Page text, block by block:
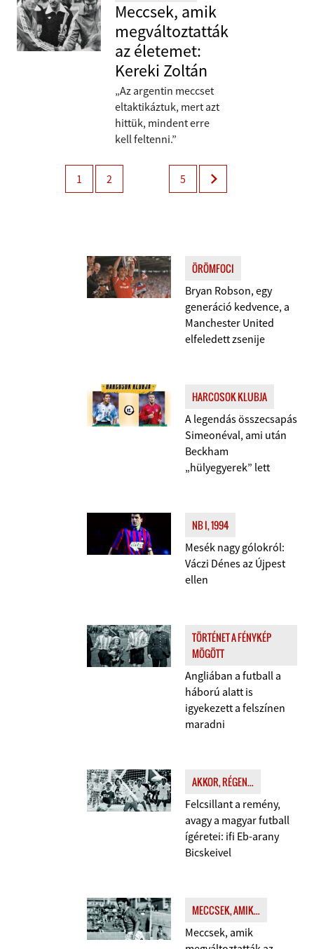
Meccsek, amik
megváltoztatták
az életemet:
Kereki Zoltán
„Az argentin meccset
eltaktikáztuk, mert azt
hittük, mindent erre
kell feltenni.”
1 2 5
ÖRÖMFOCI
Bryan Robson, egy
generáció kedvence, a
Manchester United
elfeledett zsenije
HARCOSOK KLUBJA
A legendás összecsapás
Simeonéval, ami után
Beckham
„hülyegyerek” lett
NB I, 1994
Mesék nagy gólokról:
Váczi Dénes az Újpest
ellen
TÖRTÉNET A FÉNYKÉP
MÖGÖTT
Angliában a futball a
háború alatt is
igyekezett a felszínen
maradni
AKKOR, RÉGEN...
Felcsillant a remény,
avagy a magyar futball
ígéretei: ifi Eb-arany
Bicskeivel
MECCSEK, AMIK...
Meccsek, amik